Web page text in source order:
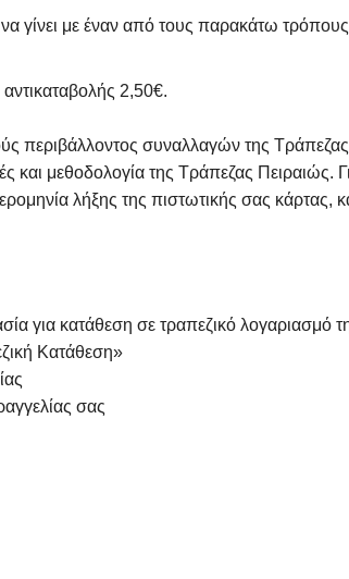
γίνει με έναν από τους παρακάτω
2,50€.
περιβάλλοντος συναλλαγών της
και μεθοδολογία της Τράπεζας Πειραιώς.
λήξης της πιστωτικής σας
για κατάθεση σε τραπεζικό λογαριασμό
Κατάθεση»
σας